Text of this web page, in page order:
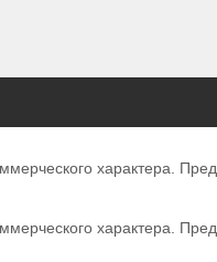
характера.
характера.